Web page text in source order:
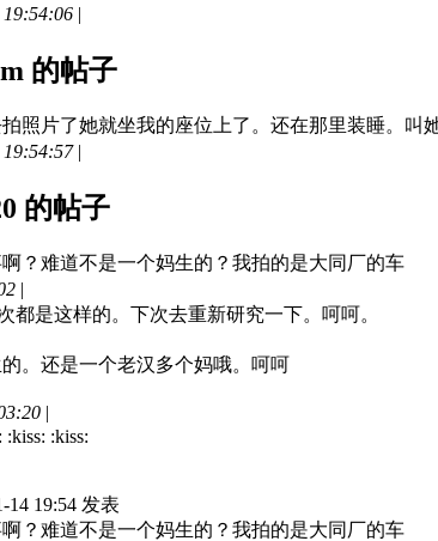
|
的帖子
照片了她就坐我的座位上了。还在那里装睡。叫
|
的帖子
？难道不是一个妈生的？我拍的是大同厂的车
|
都是这样的。下次去重新研究一下。呵呵。
。还是一个老汉多个妈哦。呵呵
|
:kiss: :kiss:
14 19:54 发表
？难道不是一个妈生的？我拍的是大同厂的车